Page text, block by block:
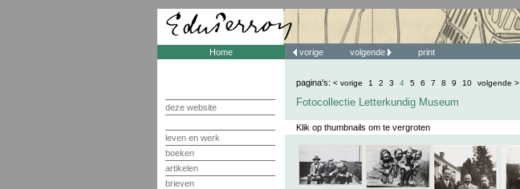
Home
deze website
leven en werk
boeken
artikelen
brieven
vorige volgende print
pagina's: < vorige 1 2 3 4 5 6 7 8 9 10 volgende >
Fotocollectie Letterkundig Museum
Klik op thumbnails om te vergroten